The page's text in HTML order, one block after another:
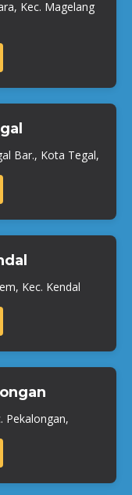
Kec. Magelang
Bar., Kota Tegal,
Kec. Kendal
Pekalongan,